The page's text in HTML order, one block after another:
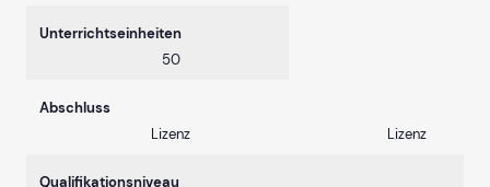
Unterrichtseinheiten
50
Abschluss
Lizenz
Lizenz
Qualifikationsniveau